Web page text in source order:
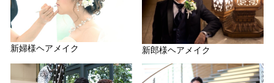
新婦様ヘアメイク 新郎様ヘアメイク